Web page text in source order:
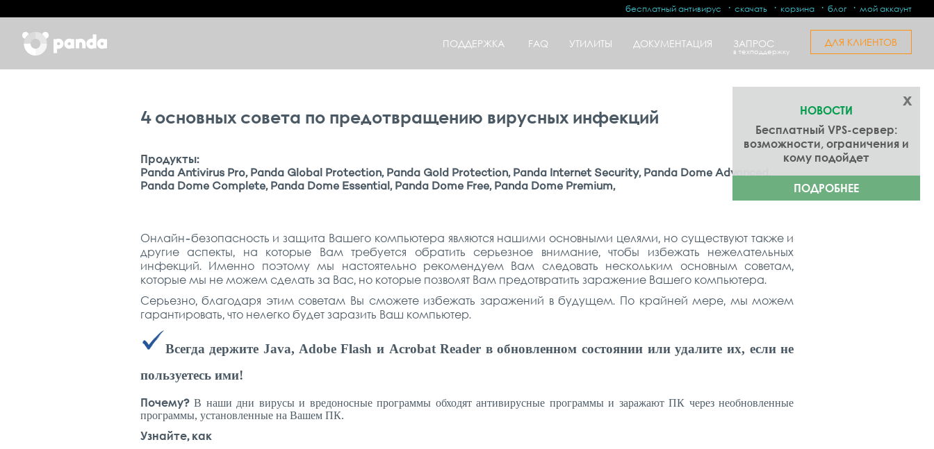
x
НОВОСТИ
Бесплатный VPS-сервер:
возможности, ограничения и
кому подойдет
ПОДРОБНЕЕ
ПОДДЕРЖКА FAQ УТИЛИТЫ ДОКУМЕНТАЦИЯ ЗАПРОС
в техподдержку
ДЛЯ КЛИЕНТОВ
бесплатный антивирус скачать корзина блог мой аккаунт
4 основных совета по предотвращению вирусных инфекций
Продукты:
Panda Antivirus Pro, Panda Global Protection, Panda Gold Protection, Panda Internet Security, Panda Dome Advanced,
Panda Dome Complete, Panda Dome Essential, Panda Dome Free, Panda Dome Premium,
Онлайн-безопасность и защита Вашего компьютера являются нашими основными целями, но существуют также и
другие аспекты, на которые Вам требуется обратить серьезное внимание, чтобы избежать нежелательных
инфекций. Именно поэтому мы настоятельно рекомендуем Вам следовать нескольким основным советам,
которые мы не можем сделать за Вас, но которые позволят Вам предотвратить заражение Вашего компьютера.
Серьезно, благодаря этим советам Вы сможете избежать заражений в будущем. По крайней мере, мы можем
гарантировать, что нелегко будет заразить Ваш компьютер.
Всегда держите Java, Adobe Flash и Acrobat Reader в обновленном состоянии или удалите их, если не
пользуетесь ими!
Почему?В наши дни вирусы и вредоносные программы обходят антивирусные программы и заражают ПК через необновленные
программы, установленные на Вашем ПК.
Узнайте, как